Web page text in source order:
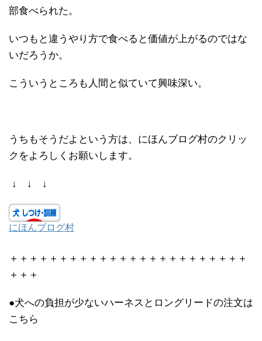
部食べられた。
いつもと違うやり方で食べると価値が上がるのではな
いだろうか。
こういうところも人間と似ていて興味深い。
うちもそうだよという方は、にほんブログ村のクリッ
クをよろしくお願いします。
↓ ↓ ↓
にほんブログ村
＋＋＋＋＋＋＋＋＋＋＋＋＋＋＋＋＋＋＋＋＋＋＋＋
＋＋＋
●犬への負担が少ないハーネスとロングリードの注文は
こちら